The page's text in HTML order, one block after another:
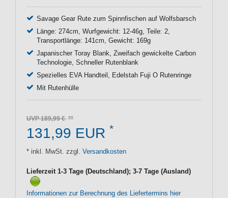
Savage Gear Rute zum Spinnfischen auf Wolfsbarsch
Länge: 274cm, Wurfgewicht: 12-46g, Teile: 2,
Transportlänge: 141cm, Gewicht: 169g
Japanischer Toray Blank, Zweifach gewickelte Carbon
Technologie, Schneller Rutenblank
Spezielles EVA Handteil, Edelstah Fuji O Rutenringe
Mit Rutenhülle
UVP 189,99 €
131,99 EUR *
* inkl. MwSt. zzgl. Versandkosten
Lieferzeit 1-3 Tage (Deutschland); 3-7 Tage (Ausland)
Informationen zur Berechnung des Liefertermins hier